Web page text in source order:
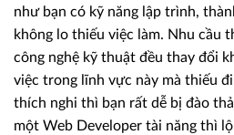
như bạn có kỹ năng lập trình,
không lo thiếu việc làm. Nhu cầu
công nghệ kỹ thuật đều thay đổi
việc trong lĩnh vực này mà thiếu
thích nghi thì bạn rất dễ bị đào
một Web Developer tài năng thì